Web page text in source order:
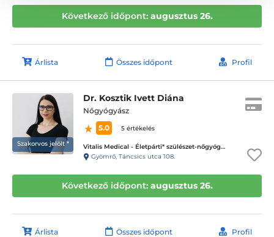
Következő időpont: augusztus 26.
Árlista Összes időpont Profil
Szakorvos jelölt *
Dr. Kosztik Ivett Diána
Nőgyógyász
5.0
5 értékelés
Vitalis Medical - Életpárti* szülészet-nőgyógyászati magánrendelő
Gyömrő, Táncsics utca 108.
Következő időpont: augusztus 26.
Árlista Összes időpont Profil